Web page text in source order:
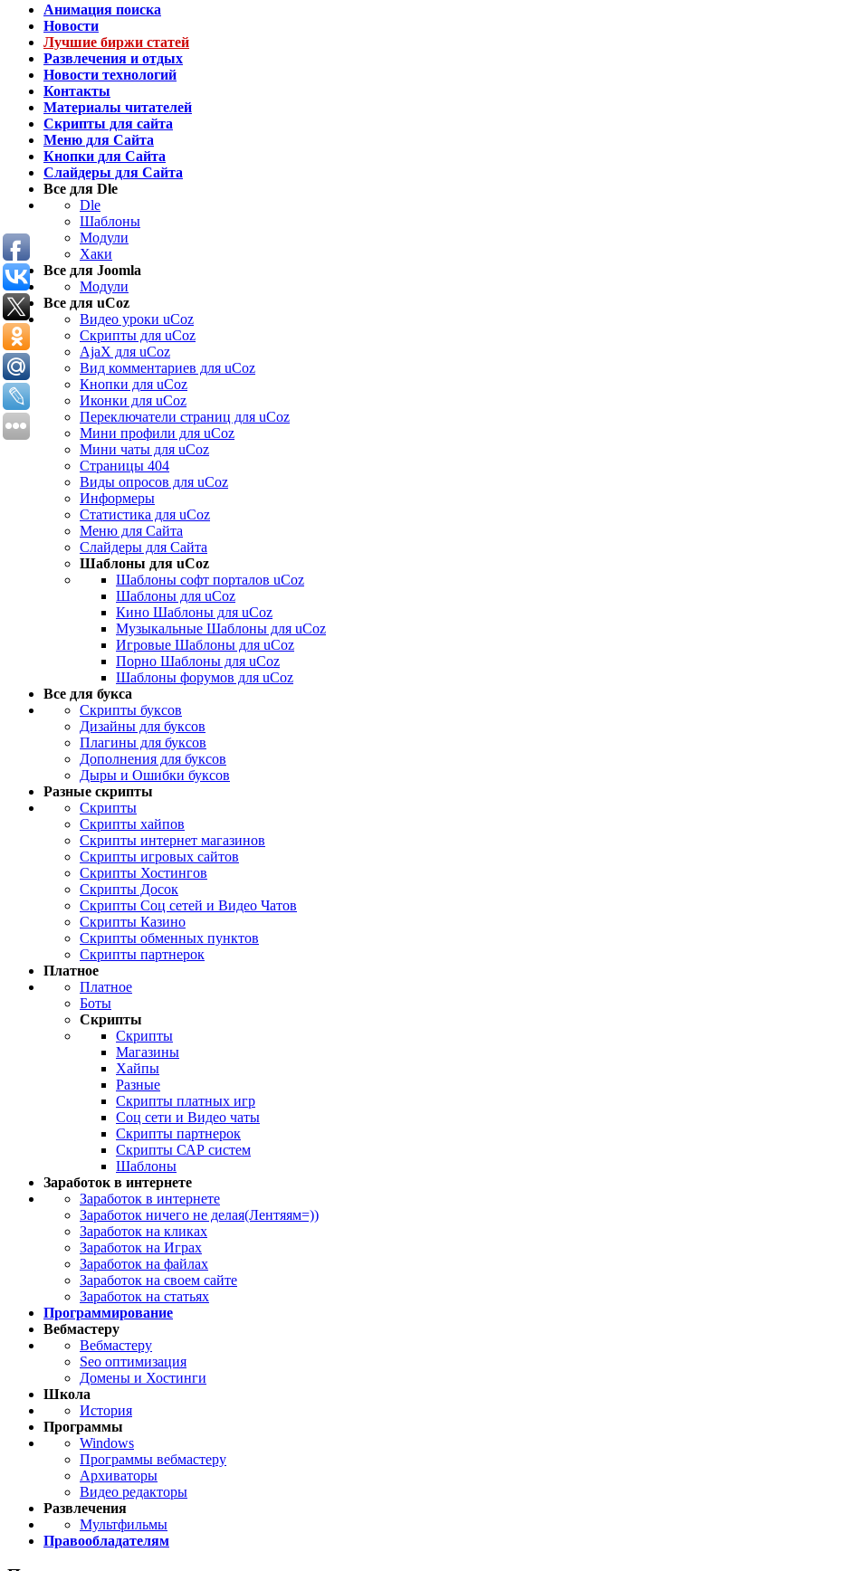
Анимация поиска
Новости
Лучшие биржи статей
Развлечения и отдых
Новости технологий
Контакты
Материалы читателей
Скрипты для сайта
Меню для Сайта
Кнопки для Сайта
Слайдеры для Сайта
Все для Dle
Dle
Шаблоны
Модули
Хаки
Все для Joomla
Модули
Все для uCoz
Видео уроки uCoz
Скрипты для uCoz
AjaX для uCoz
Вид комментариев для uCoz
Кнопки для uCoz
Иконки для uCoz
Переключатели страниц для uCoz
Мини профили для uCoz
Мини чаты для uCoz
Страницы 404
Виды опросов для uCoz
Информеры
Статистика для uCoz
Меню для Сайта
Слайдеры для Сайта
Шаблоны для uCoz
Шаблоны софт порталов uCoz
Шаблоны для uCoz
Кино Шаблоны для uCoz
Музыкальные Шаблоны для uCoz
Игровые Шаблоны для uCoz
Порно Шаблоны для uCoz
Шаблоны форумов для uCoz
Все для букса
Скрипты буксов
Дизайны для буксов
Плагины для буксов
Дополнения для буксов
Дыры и Ошибки буксов
Разные скрипты
Скрипты
Скрипты хайпов
Скрипты интернет магазинов
Скрипты игровых сайтов
Скрипты Хостингов
Скрипты Досок
Скрипты Соц сетей и Видео Чатов
Скрипты Казино
Скрипты обменных пунктов
Скрипты партнерок
Платное
Платное
Боты
Скрипты
Скрипты
Магазины
Хайпы
Разные
Скрипты платных игр
Соц сети и Видео чаты
Скрипты партнерок
Скрипты САР систем
Шаблоны
Заработок в интернете
Заработок в интернете
Заработок ничего не делая(Лентяям=))
Заработок на кликах
Заработок на Играх
Заработок на файлах
Заработок на своем сайте
Заработок на статьях
Программирование
Вебмастеру
Вебмастеру
Seo оптимизация
Домены и Хостинги
Школа
История
Программы
Windows
Программы вебмастеру
Архиваторы
Видео редакторы
Развлечения
Мультфильмы
Правообладателям